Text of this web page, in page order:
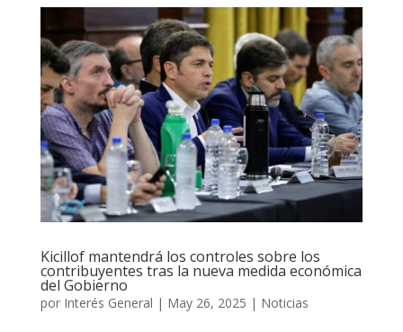
Kicillof mantendrá los controles sobre los
contribuyentes tras la nueva medida económica
del Gobierno
por Interés General | May 26, 2025 | Noticias